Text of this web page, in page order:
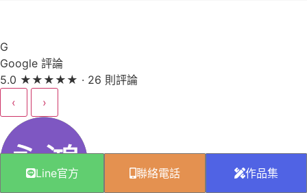
G
Google 評論
5.0 ★ ★ ★ ★ ★ · 26 則評論
‹
›
Line官方 聯絡電話 作品集